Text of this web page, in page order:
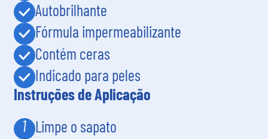
Autobrilhante
Fórmula impermeabilizante
Contém ceras
Indicado para peles
Instruções de Aplicação
1
Limpe o sapato